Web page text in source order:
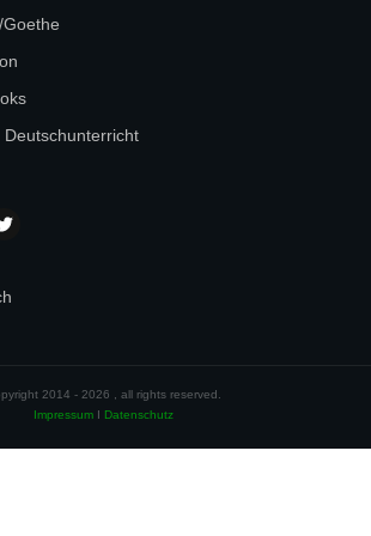
2014 - 2026
, all rights reserved.
ImpressumI Datenschutz